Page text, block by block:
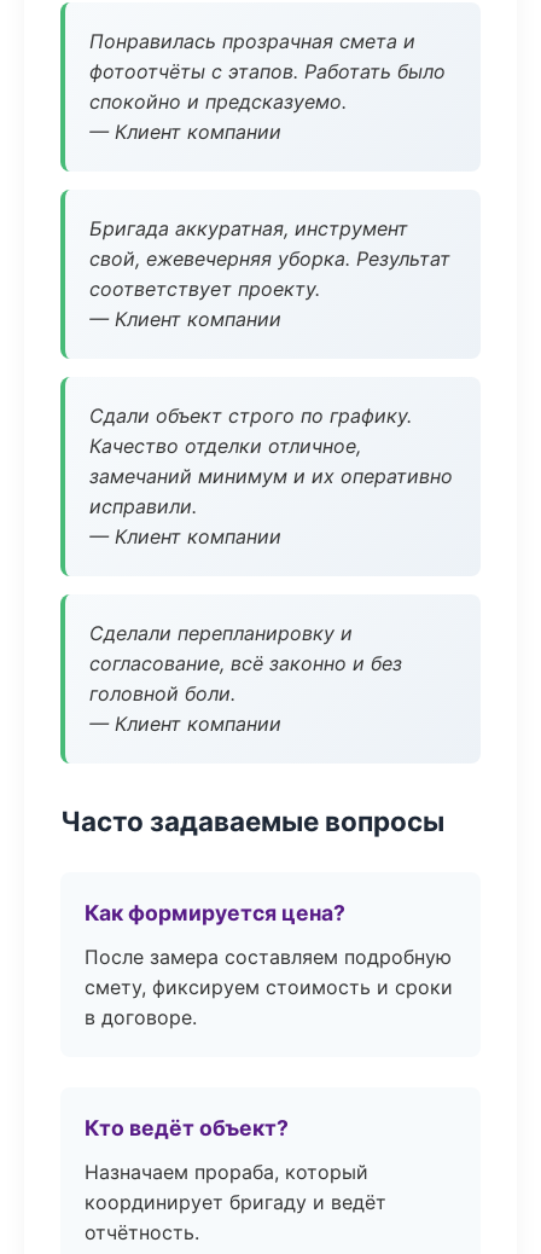
Понравилась прозрачная смета и
фотоотчёты с этапов. Работать было
спокойно и предсказуемо.
— Клиент компании
Бригада аккуратная, инструмент
свой, ежевечерняя уборка. Результат
соответствует проекту.
— Клиент компании
Сдали объект строго по графику.
Качество отделки отличное,
замечаний минимум и их оперативно
исправили.
— Клиент компании
Сделали перепланировку и
согласование, всё законно и без
головной боли.
— Клиент компании
Часто задаваемые вопросы
Как формируется цена?
После замера составляем подробную
смету, фиксируем стоимость и сроки
в договоре.
Кто ведёт объект?
Назначаем прораба, который
координирует бригаду и ведёт
отчётность.